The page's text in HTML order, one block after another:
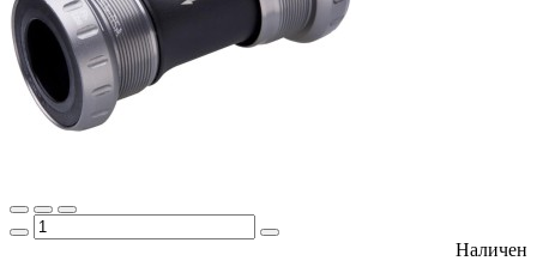
Наличен